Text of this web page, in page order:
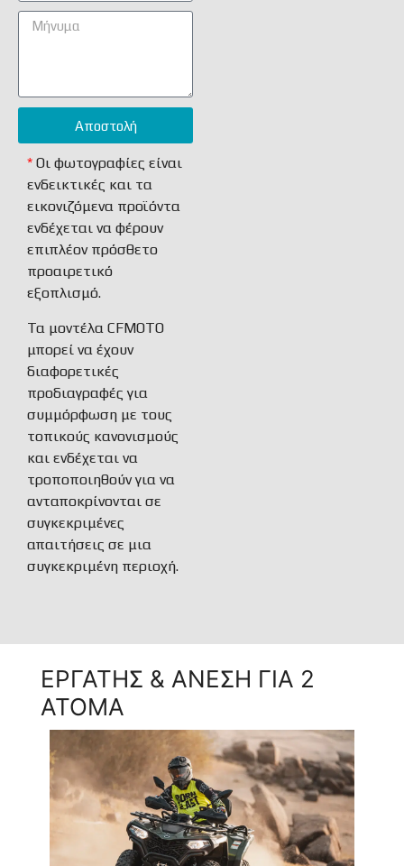
Αποστολή
Alternative:
* Οι φωτογραφίες είναι
ενδεικτικές και τα
εικονιζόμενα προϊόντα
ενδέχεται να φέρουν
επιπλέον πρόσθετο
προαιρετικό
εξοπλισμό.
Τα μοντέλα CFMOTO
μπορεί να έχουν
διαφορετικές
προδιαγραφές για
συμμόρφωση με τους
τοπικούς κανονισμούς
και ενδέχεται να
τροποποιηθούν για να
ανταποκρίνονται σε
συγκεκριμένες
απαιτήσεις σε μια
συγκεκριμένη περιοχή.
ΕΡΓΑΤΗΣ & ΑΝΕΣΗ ΓΙΑ 2
ΑΤΟΜΑ